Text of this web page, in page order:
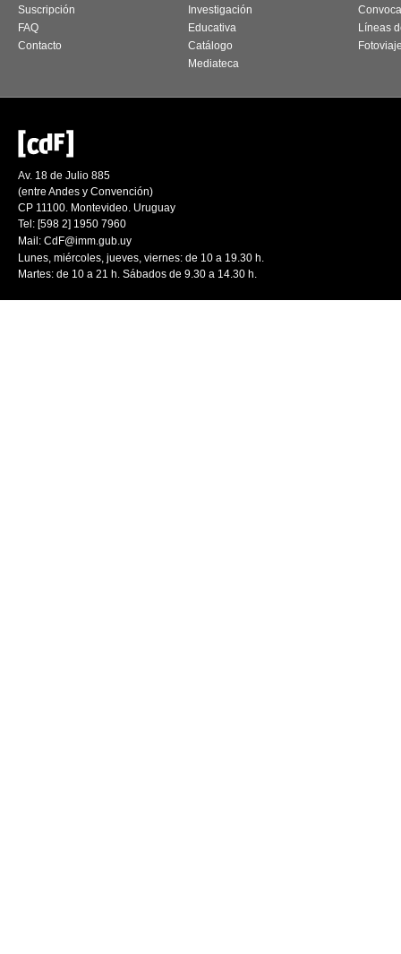
Suscripción
FAQ
Contacto
Investigación
Educativa
Catálogo
Mediateca
Líneas
Av. 18 de Julio 885
(entre Andes y Convención)
CP 11100. Montevideo. Uruguay
Tel: [598 2] 1950 7960
Mail: CdF@imm.gub.uy
Lunes, miércoles, jueves, viernes: de 10 a 19.30 h.
Martes: de 10 a 21 h. Sábados de 9.30 a 14.30 h.